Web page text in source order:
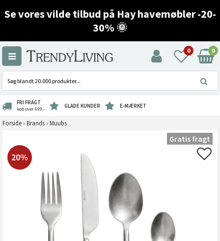
Se vores vilde tilbud på Hay havemøbler -20-
30% 🌞
0 0
FRI FRAGT
køb over 699,- GLADE KUNDER E-MÆRKET
Forside › Brands › Muubs
20%
Gratis fragt